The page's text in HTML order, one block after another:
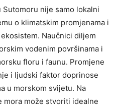
nije samo lokalni
o klimatskim promjenama i
Naučnici diljem
vodenim površinama i
floru i faunu. Promjene
i ljudski faktor doprinose
u morskom svijetu. Na
mora može stvoriti idealne